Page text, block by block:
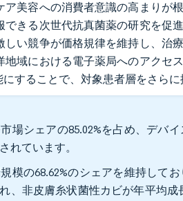
美容への消費者意識の高まりが
きる次世代抗真菌薬の研究を促
い競争が価格規律を維持し、治
域における電子薬局へのアクセ
することで、対象患者層をさらに
場シェアの85.02%を占め、デバ
れています。
模の68.62%のシェアを維持して
非皮膚糸状菌性カビが年平均成